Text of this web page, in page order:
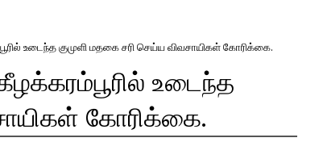
உடைந்த குமுளி மதகை சரி செய்ய விவசாயிகள் கோரிக்கை.
உடைந்த
கோரிக்கை.